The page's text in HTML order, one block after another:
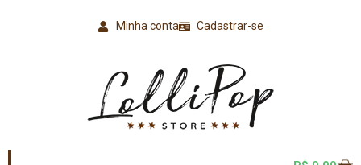
Cadastrar-se
Minha conta